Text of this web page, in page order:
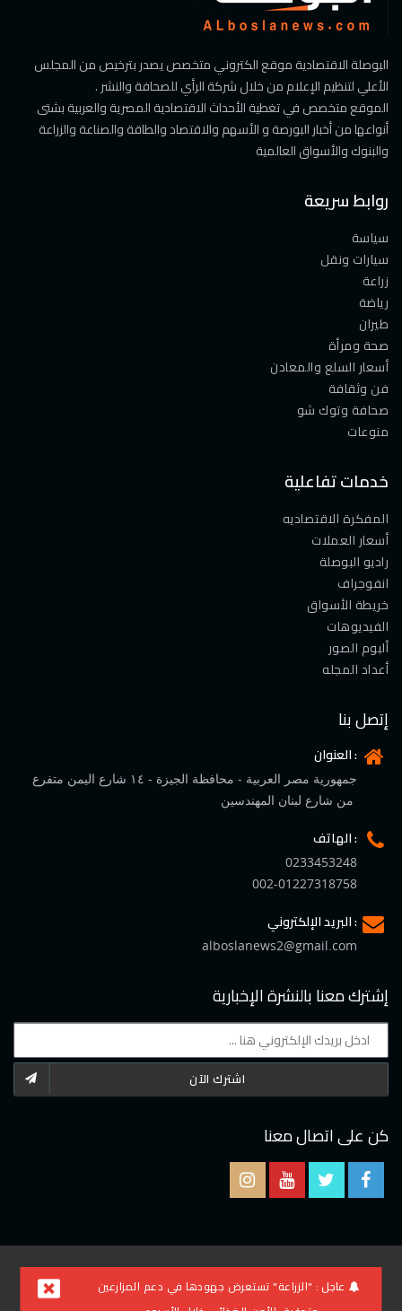
عاجل : "الزراعة" تستعرض جهودها في دعم المزارعين
البوصلة الاقتصادية موقع الكتروني متخصص يصدر بترخيص من المجلس
الأعلي لتنظيم الإعلام من خلال شركة الرأي للصحافة والنشر .
الموقع متخصص في تغطية الأحداث الاقتصادية المصرية والعربية بشتى
أنواعها من أخبار البورصة و الأسهم والاقتصاد والطاقة والصناعة والزراعة
والبنوك والأسواق العالمية
روابط سريعة
سياسة
سيارات ونقل
زراعة
رياضة
طيران
صحة ومرأة
أسعار السلع والمعادن
فن وثقافة
صحافة وتوك شو
منوعات
خدمات تفاعلية
المفكرة الاقتصاديه
أسعار العملات
راديو البوصلة
انفوجراف
خريطة الأسواق
الفيديوهات
ألبوم الصور
أعداد المجله
إتصل بنا
العنوان :
جمهورية مصر العربية - محافظة الجيزة - ١٤ شارع اليمن متفرع
الهاتف :
0233453248
002-01227318758
البريد الإلكتروني :
alboslanews2@gmail.com
إشترك معنا بالنشرة الإخبارية
اشترك الآن
كن على اتصال معنا
2021 © جميع الحقوق محفوظة لموقع البوصلة